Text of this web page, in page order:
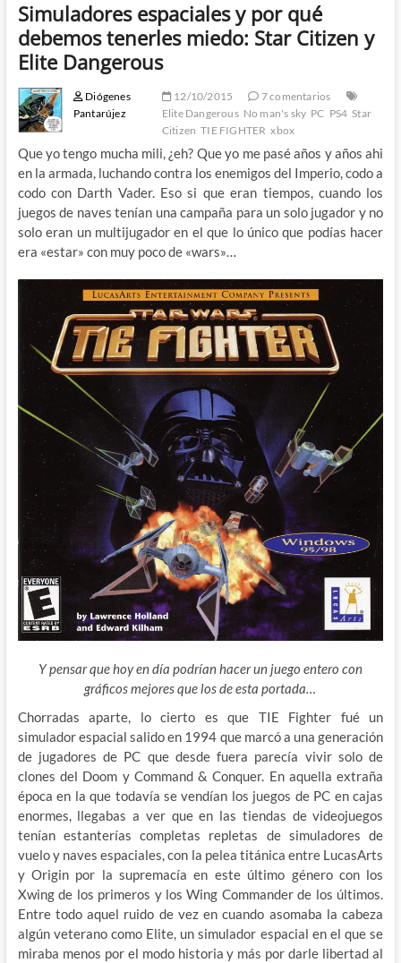
Simuladores espaciales y por qué
debemos tenerles miedo: Star Citizen y
Elite Dangerous
Diógenes
Pantarújez
12/10/2015
7 comentarios
Elite Dangerous No man's sky PC PS4 Star
Citizen TIE FIGHTER xbox
Que yo tengo mucha mili, ¿eh? Que yo me pasé años y años ahi
en la armada, luchando contra los enemigos del Imperio, codo a
codo con Darth Vader. Eso si que eran tiempos, cuando los
juegos de naves tenían una campaña para un solo jugador y no
solo eran un multijugador en el que lo único que podías hacer
era «estar» con muy poco de «wars»…
Y pensar que hoy en día podrían hacer un juego entero con
gráficos mejores que los de esta portada…
Chorradas aparte, lo cierto es que TIE Fighter fué un
simulador espacial salido en 1994 que marcó a una generación
de jugadores de PC que desde fuera parecía vivir solo de
clones del Doom y Command & Conquer. En aquellaextraña
época en la que todavía se vendían los juegos de PC en cajas
enormes, llegabas a ver que en las tiendas de videojuegos
tenían estanterías completas repletas de simuladores de
vuelo y naves espaciales, con la pelea titánica entre LucasArts
y Origin por la supremacía en este último género con los
Xwing de los primeros y los Wing Commander de los últimos.
Entre todo aquel ruido de vez en cuando asomaba la cabeza
algún veterano como Elite, un simulador espacial en el que se
miraba menos por el modo historia y más por darle libertad al